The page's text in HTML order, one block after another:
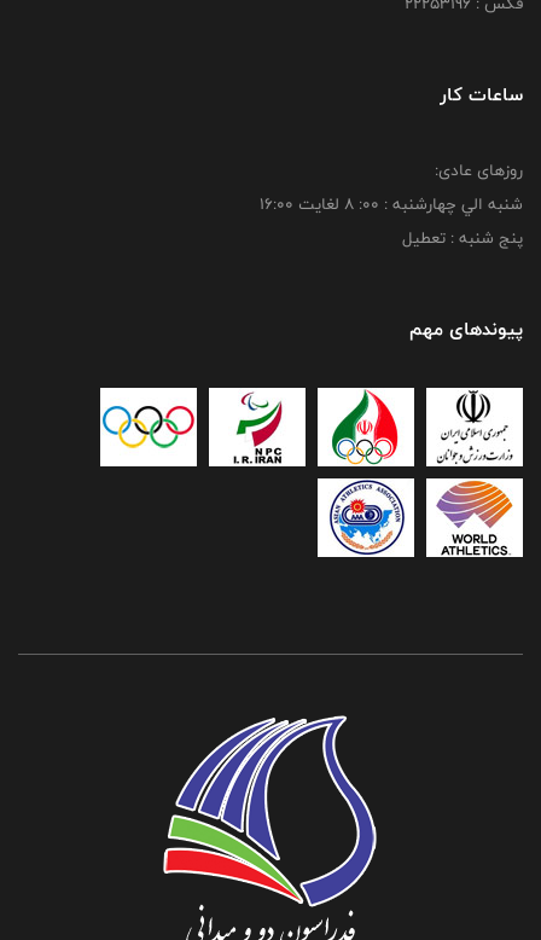
فکس : 22253196
ساعات کار
روزهای عادی:
شنبه الي چهارشنبه : 00: 8 لغايت 16:00
پنج شنبه : تعطیل
پیوندهای مهم